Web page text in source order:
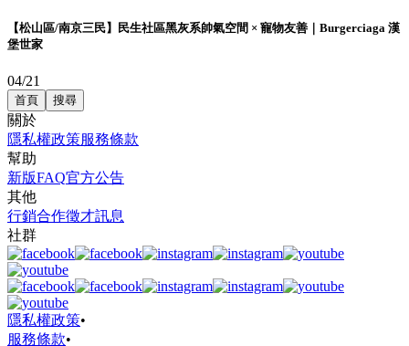
【松山區/南京三民】民生社區黑灰系帥氣空間 × 寵物友善｜Burgerciaga 漢
堡世家
04/21
首頁 搜尋
關於
隱私權政策服務條款
幫助
新版FAQ官方公告
其他
行銷合作徵才訊息
社群
隱私權政策•
服務條款•